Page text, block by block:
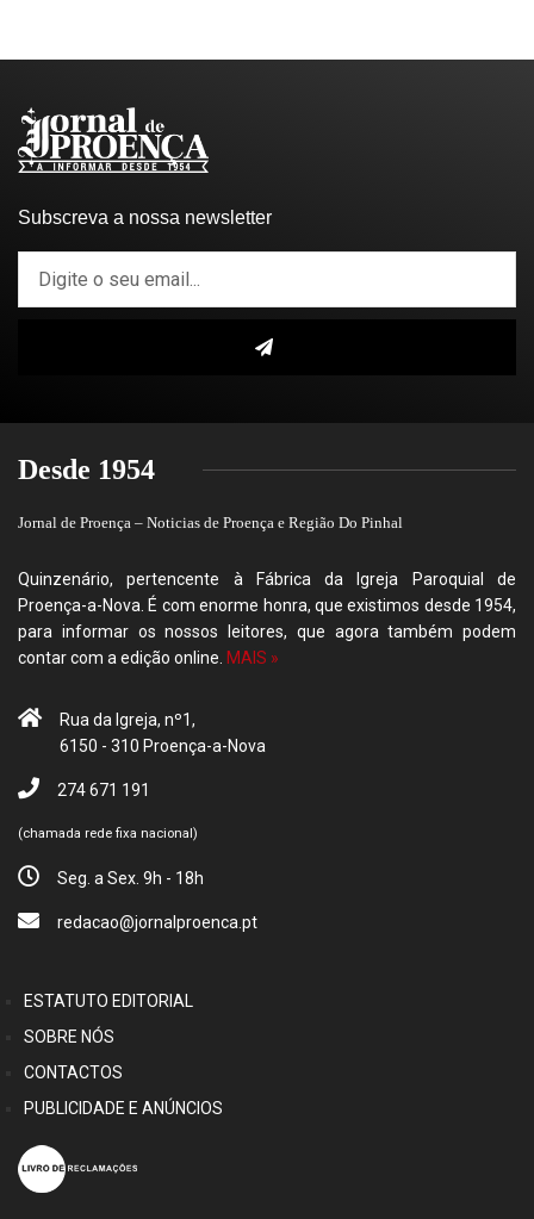
Subscreva a nossa newsletter
Desde 1954
Jornal de Proença – Noticias de Proença e Região Do Pinhal
Quinzenário, pertencente à Fábrica da Igreja Paroquial de
Proença-a-Nova. É com enorme honra, que existimos desde 1954,
para informar os nossos leitores, que agora também podem
contar com a edição online. MAIS »
Rua da Igreja, nº1,
6150 - 310 Proença-a-Nova
274 671 191
(chamada rede fixa nacional)
Seg. a Sex. 9h - 18h
redacao@jornalproenca.pt
ESTATUTO EDITORIAL
SOBRE NÓS
CONTACTOS
PUBLICIDADE E ANÚNCIOS